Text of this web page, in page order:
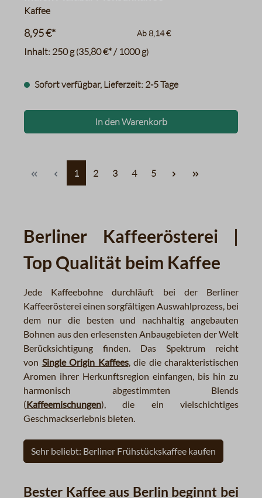
Kaffee
Inhalt: 250 g(35,80 €* / 1000 g)
8,95 €* Ab 8,14 €
Sofort verfügbar, Lieferzeit: 2-5 Tage
In den Warenkorb
Seite
1 Seite
2 Seite
3 Seite
4 Seite
5
Berliner Kaffeerösterei |
Top Qualität beim Kaffee
Jede Kaffeebohne durchläuft bei der Berliner
Kaffeerösterei einen sorgfältigen Auswahlprozess, bei
dem nur die besten und nachhaltig angebauten
Bohnen aus den erlesensten Anbaugebieten der Welt
Berücksichtigung finden. Das Spektrum reicht
von Single Origin Kaffees, die die charakteristischen
Aromen ihrer Herkunftsregion einfangen, bis hin zu
harmonisch abgestimmten Blends
(Kaffeemischungen), die ein vielschichtiges
Geschmackserlebnis bieten.
Sehr beliebt: Berliner Frühstückskaffee kaufen
Bester Kaffee aus Berlin beginnt bei